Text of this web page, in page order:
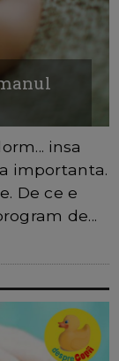
insa
importanta.
De ce e
de...